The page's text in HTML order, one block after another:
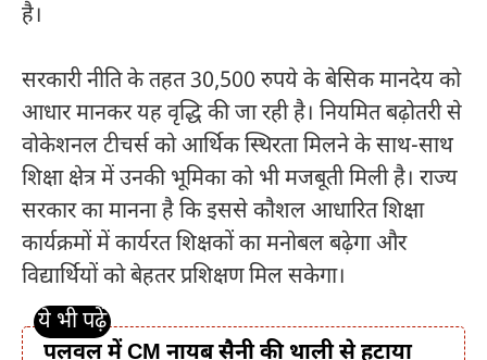
है।
सरकारी नीति के तहत 30,500 रुपये के बेसिक मानदेय को
आधार मानकर यह वृद्धि की जा रही है। नियमित बढ़ोतरी से
वोकेशनल टीचर्स को आर्थिक स्थिरता मिलने के साथ-साथ
शिक्षा क्षेत्र में उनकी भूमिका को भी मजबूती मिली है। राज्य
सरकार का मानना है कि इससे कौशल आधारित शिक्षा
कार्यक्रमों में कार्यरत शिक्षकों का मनोबल बढ़ेगा और
विद्यार्थियों को बेहतर प्रशिक्षण मिल सकेगा।
पलवल में CM नायब सैनी की थाली से हटाया